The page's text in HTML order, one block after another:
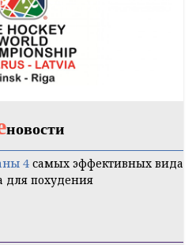
новости
4 самых эффективных вида
для похудения